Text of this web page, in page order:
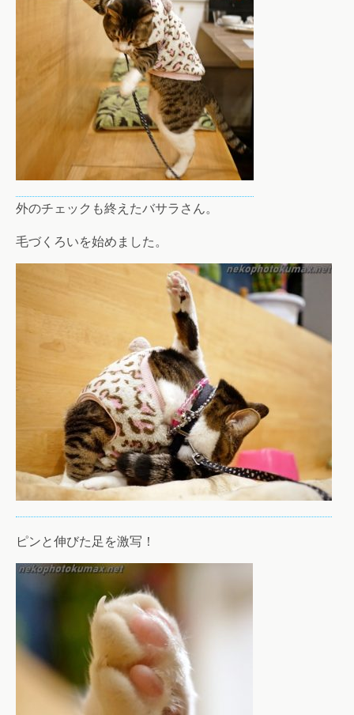
外のチェックも終えたバサラさん。
毛づくろいを始めました。
ピンと伸びた足を激写！